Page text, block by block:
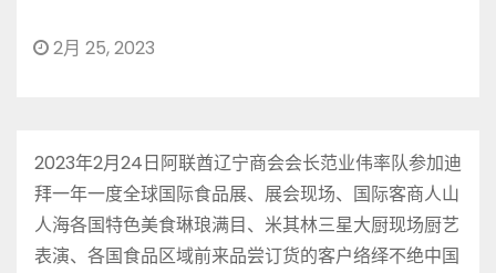
2月 25, 2023
2023年2月24日阿联酋辽宁商会会长范业伟率队参加迪
拜一年一度全球国际食品展、展会现场、国际客商人山
人海各国特色美食琳琅满目、米其林三星大厨现场厨艺
表演、各国食品区域前来品尝订货的客户络绎不绝中国